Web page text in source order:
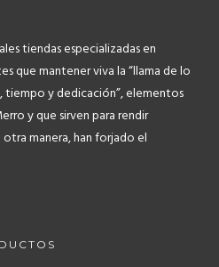
tiendas especializadas en
que mantener viva la “llama de lo
tiempo y dedicación”, elementos
y que sirven para rendir
manera, han forjado el